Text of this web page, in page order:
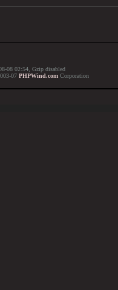
08 02:54, Gzip disabled
07 PHPWind.com Corporation